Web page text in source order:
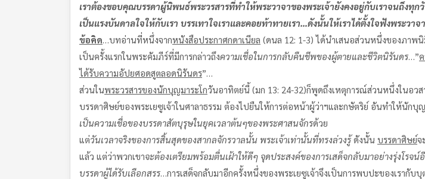
เราต้องขอบคุณบรรดาผู้นิพนธ์พระวรสารที่ทำให้พระวาจาของพระเจ้ายังคงอยู่กับเราจนถึงทุ
เป็นแรงบันดาลใจให้กับเรา บรรเทาใจเราและคอยท้าทายเรา…ดังนั้นให้เราได้ตั้งใจฟังพระวา
ข้อคิด…บทอ่านที่หนึ่งจากหนังสือประกาศกดาเนียล (ดนล 12: 1-3) ได้นำเสนอส่วนหนึ่งของภาพนิ
เป็นครั้งแรกในพระคัมภีร์ที่มีการกล่าวถึงความเชื่อในการกลับคืนชีพของผู้ตายและชีวิตนิรันดร…”
ได้รับความอัปยศอดสูตลอดนิรันดร”…
ส่วนในพระวรสารของนักบุญมาระโกวันอาทิตย์นี้ (มก 13: 24-32)ก็พูดถึงเหตุการณ์ส่วนหนึ่งในอว
บรรดาศิษย์ของพระเยซูเจ้าในศาลาธรรม ต้องไปยืนให้การต่อหน้าผู้ว่าฯและกษัตริย์ อันทำให้นักบุญ
เป็นความเชื่อของบรรดาสัตบุรุษในยุคเวลาต้นๆของพระศาสนจักรด้วย
แต่วันเวลาจริงของการสิ้นสุดของสากลจักรวาลนั้น พระเจ้าเท่านั้นที่ทรงล่วงรู้ดังนั้น บรรดาศิษย์จ
แล้ว แต่ว่าพวกเขาจะต้องเตรียมพร้อมตื่นเฝ้าให้ดีๆ จุดประสงค์ของการเสด็จกลับมาอย่างรุ่งโร
บรรดาผู้ได้รับเลือกสรร…การเสด็จกลับมาอีกครั้งหนึ่งของพระเยซูเจ้าจึงเป็นการพบปะของเรากั